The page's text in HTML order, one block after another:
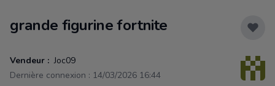
grande figurine fortnite
Vendeur : Joc09
Dernière connexion : 14/03/2026 16:44